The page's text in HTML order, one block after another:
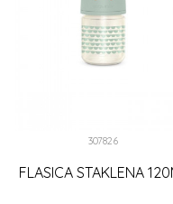
307826
FLASICA STAKLENA